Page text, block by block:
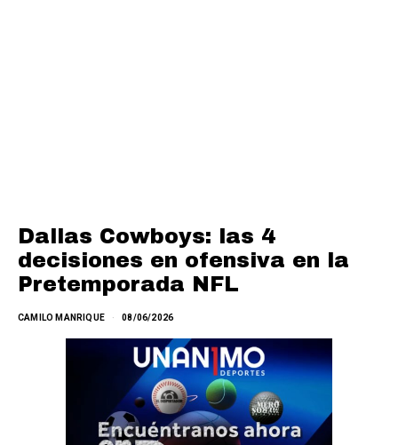
Dallas Cowboys: las 4
decisiones en ofensiva en la
Pretemporada NFL
CAMILO MANRIQUE 08/06/2026